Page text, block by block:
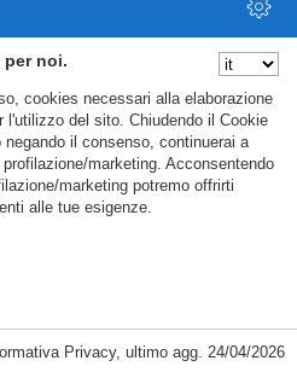
per noi.
cookies necessari alla elaborazione
del sito. Chiudendo il Cookie
il consenso, continuerai a
marketing. Acconsentendo
marketing potremo offrirti
alle tue esigenze.
Privacy, ultimo agg. 24/04/2026